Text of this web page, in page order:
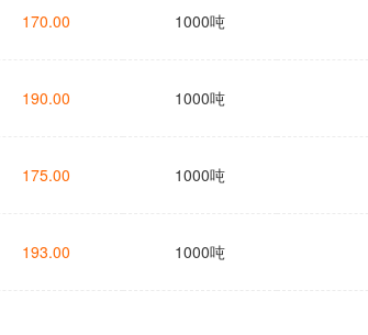
170.00 1000吨
190.00 1000吨
175.00 1000吨
193.00 1000吨